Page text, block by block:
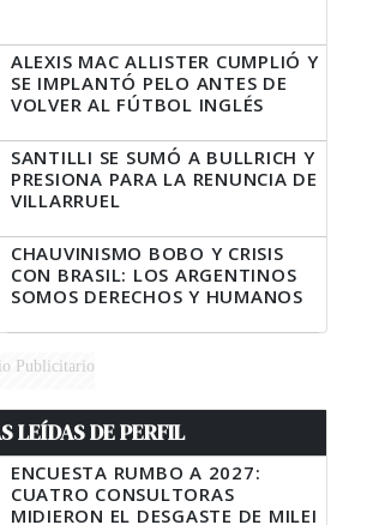
ALEXIS MAC ALLISTER CUMPLIÓ Y
SE IMPLANTÓ PELO ANTES DE
VOLVER AL FÚTBOL INGLÉS
SANTILLI SE SUMÓ A BULLRICH Y
PRESIONA PARA LA RENUNCIA DE
VILLARRUEL
CHAUVINISMO BOBO Y CRISIS
CON BRASIL: LOS ARGENTINOS
SOMOS DERECHOS Y HUMANOS
Publicitario
LEÍDAS DE PERFIL
ENCUESTA RUMBO A 2027:
CUATRO CONSULTORAS
MIDIERON EL DESGASTE DE MILEI